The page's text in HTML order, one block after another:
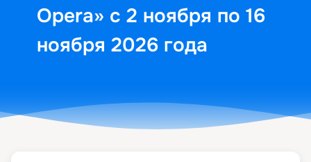
Opera» с 2 ноября по 16
ноября 2026 года